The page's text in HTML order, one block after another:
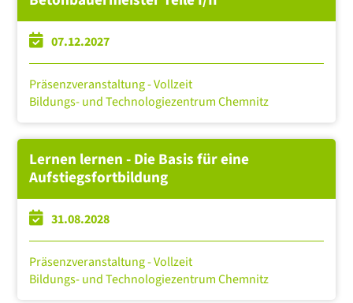
07.12.2027
Präsenzveranstaltung - Vollzeit
Bildungs- und Technologiezentrum Chemnitz
Lernen lernen - Die Basis für eine
Aufstiegsfortbildung
31.08.2028
Präsenzveranstaltung - Vollzeit
Bildungs- und Technologiezentrum Chemnitz